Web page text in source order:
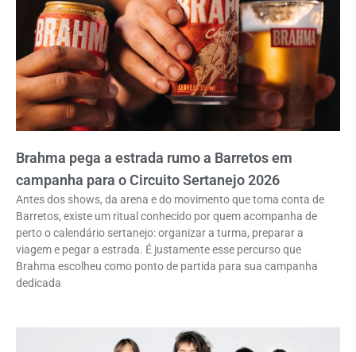
Brahma pega a estrada rumo a Barretos em
campanha para o Circuito Sertanejo 2026
Antes dos shows, da arena e do movimento que toma conta de
Barretos, existe um ritual conhecido por quem acompanha de
perto o calendário sertanejo: organizar a turma, preparar a
viagem e pegar a estrada. É justamente esse percurso que
Brahma escolheu como ponto de partida para sua campanha
dedicada